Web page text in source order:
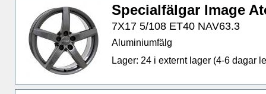
Specialfälgar Image
7X17 5/108 ET40 NAV63.3
Aluminiumfälg
Lager: 24 i externt lager (4-6 dagar